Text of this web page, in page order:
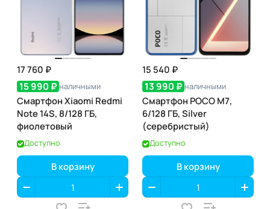
17 760 ₽
15 990 ₽ наличными
Смартфон Xiaomi Redmi
Note 14S, 8/128 ГБ,
фиолетовый
Доступно
В корзину
15 540 ₽
13 990 ₽ наличными
Смартфон POCO M7,
6/128 ГБ, Silver
(серебристый)
Доступно
В корзину